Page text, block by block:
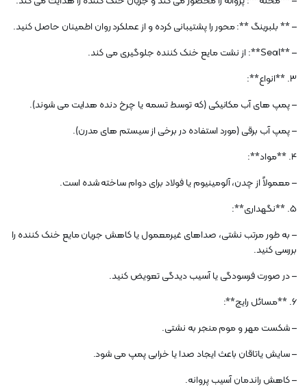
– ** بلبرینگ **: محور را پشتیبانی کرده و از عملکرد روان اطمینان حاصل کنید.
– **Seal**: از نشت مایع خنک کننده جلوگیری می کند.
3. **انواع**:
– پمپ های آب مکانیکی (که توسط تسمه یا چرخ دنده هدایت می شوند).
– پمپ آب برقی (مورد استفاده در برخی از سیستم های مدرن).
4. **مواد**:
– معمولاً از چدن، آلومینیوم یا فولاد برای دوام ساخته شده است.
5. **نگهداری**:
– به طور مرتب نشتی، صداهای غیرمعمول یا کاهش جریان مایع خنک کننده را
بررسی کنید.
– در صورت فرسودگی یا آسیب دیدگی تعویض کنید.
6. **مسائل رایج**:
– شکست مهر و موم منجر به نشتی.
– سایش یاتاقان باعث ایجاد صدا یا خرابی پمپ می شود.
– کاهش راندمان آسیب پروانه.